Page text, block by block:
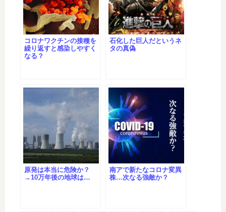
コロナワクチンの接種を
繰り返すと感染しやすく
なる？
石化した巨人だというネ
タの真偽
原発は本当に危険か？
→10万年後の地球は…
南アで新たなコロナ変異
株…次なる強敵か？